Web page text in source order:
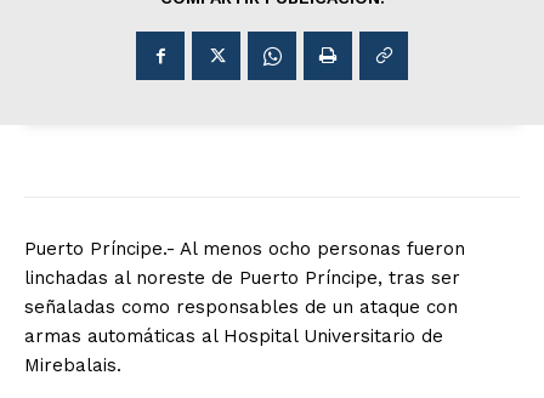
Puerto Príncipe.- Al menos ocho personas fueron
linchadas al noreste de Puerto Príncipe, tras ser
señaladas como responsables de un ataque con
armas automáticas al Hospital Universitario de
Mirebalais.